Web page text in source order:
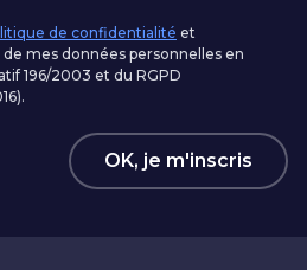
de confidentialité et
mes données personnelles en
196/2003 et du RGPD
OK, je m'inscris